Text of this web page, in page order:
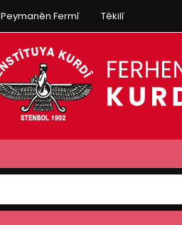
Peymanên Fermî Têkilî